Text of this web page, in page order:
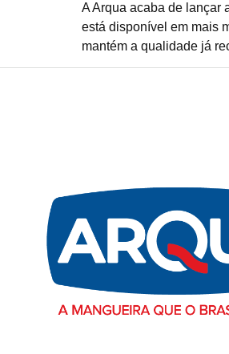
A Arqua acaba de lançar
está disponível em mais
mantém a qualidade já